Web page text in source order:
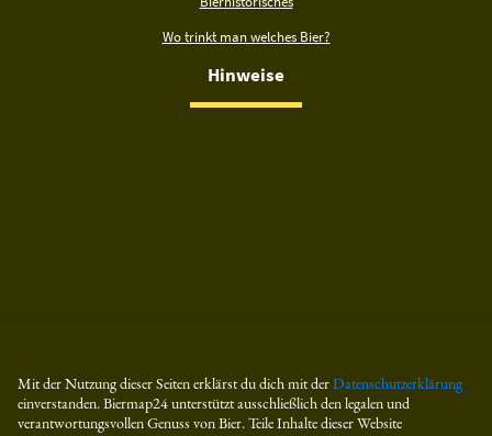
Wo trinkt man welches Bier?
Hinweise
Mit der Nutzung dieser Seiten erklärst du dich mit derDatenschutzerklärung
einverstanden. Biermap24 unterstützt ausschließlich den legalen und
verantwortungsvollen Genuss von Bier. Teile Inhalte dieser Website